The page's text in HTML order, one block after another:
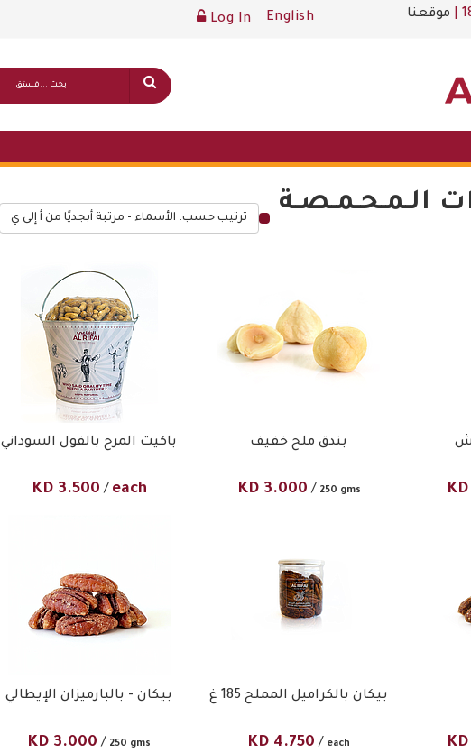
موقعنا Log In English
الـمـحـمـصـة ترتيب حسب: الأسماء - مرتبة أبجديًا من أ إلى ي
باكيت المرح بالفول السوداني
KD 3.500 / each
بندق ملح خفيف
KD 3.000 / 250 gms KD
بيكان - بالبارميزان الإيطالي
KD 3.000 / 250 gms
بيكان بالكراميل المملح 185 غ
KD 4.750 / each KD